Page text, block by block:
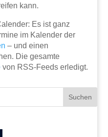
kann.
Es ist ganz
im Kalender der
– und einen
Die gesamte
von RSS-Feeds erledigt.